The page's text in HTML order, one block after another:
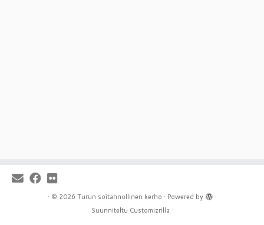
· © 2026 Turun soitannollinen kerho · Powered by
·
Suunniteltu Customizrilla ·